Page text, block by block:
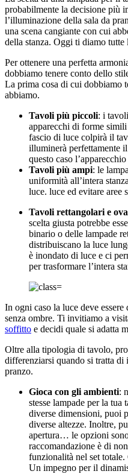
probabilmente la decisione più
l’illuminazione della sala da
una scena cangiante con cui
della stanza. Oggi ti diamo tutte
Per ottenere una perfetta
dobbiamo tenere conto dello
La prima cosa di cui dobbiamo
abbiamo.
Tavoli più piccoli: i
apparecchi di forme
fascio di luce colpirà il
illuminerà perfettamente
questo caso
Tavoli più ampi: le
uniformità all’intera
luce. luce ed evitare aree
Tavoli rettangolari e
scelta giusta potrebbe
binario o delle lampade
distribuiscano la luce
è inondato di luce e ci
per trasformare l’intera
In ogni caso la luce deve
senza ombre. Ti invitiamo a
soffitto e decidi quale si adatta
Oltre alla tipologia di tavolo,
differenziarsi quando si tratta
pranzo.
Gioca con gli ambienti:
stesse lampade per la
diverse dimensioni, puoi
diverse altezze. Inoltre,
apertura… le opzioni
raccomandazione è di
funzionalità nel set
Un impegno per il